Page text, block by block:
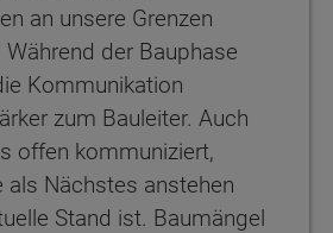
an unsere Grenzen
der Bauphase
Kommunikation
zum Bauleiter. Auch
offen kommuniziert,
als Nächstes anstehen
Stand ist. Baumängel